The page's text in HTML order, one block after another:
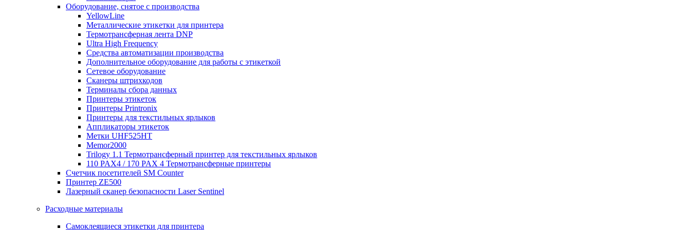
Оборудование, снятое с производства
YellowLine
Металлические этикетки для принтера
Термотрансферная лента DNP
Ultra High Frequency
Средства автоматизации производства
Дополнительное оборудование для работы с этикеткой
Сетевое оборудование
Сканеры штрихкодов
Терминалы сбора данных
Принтеры этикеток
Принтеры Printronix
Принтеры для текстильных ярлыков
Аппликаторы этикеток
Метки UHF525HT
Memor2000
Trilogy 1.1 Термотрансферный принтер для текстильных ярлыков
110 PAX4 / 170 PAX 4 Термотрансферные принтеры
Счетчик посетителей SM Counter
Принтер ZE500
Лазерный сканер безопасности Laser Sentinel
Расходные материалы
Самоклеящиеся этикетки для принтера